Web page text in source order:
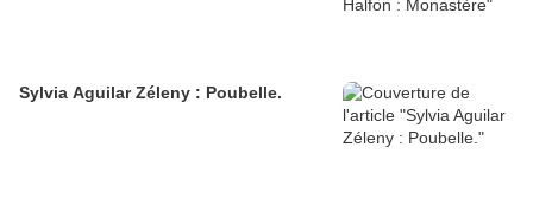
Sylvia Aguilar Zéleny : Poubelle.